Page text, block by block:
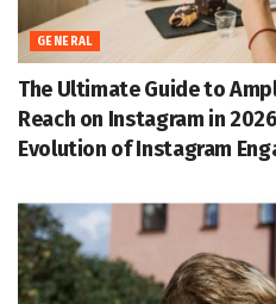
GENERAL
The Ultimate Guide to
Reach on Instagram in
Evolution of Instagram